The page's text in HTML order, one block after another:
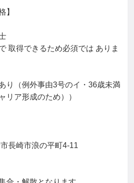
】
取得できるため必須では ありま
り（例外事由3号のイ・36歳未満
リア形成のため））
長崎市浪の平町4-11